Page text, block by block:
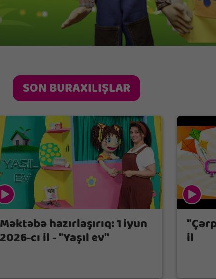
SON BURAXILIŞLAR
Məktəbə hazırlaşırıq: 1 iyun
2026-cı il - "Yaşıl ev" il